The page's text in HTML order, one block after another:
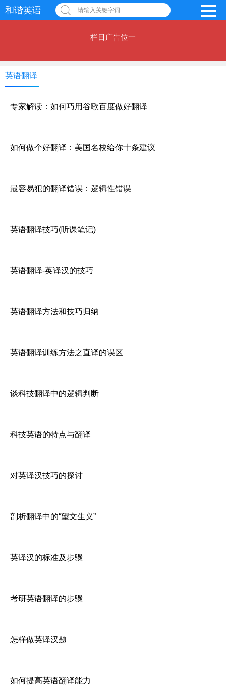
和谐英语 请输入关键字词
栏目广告位一
英语翻译
专家解读：如何巧用谷歌百度做好翻译
如何做个好翻译：美国名校给你十条建议
最容易犯的翻译错误：逻辑性错误
英语翻译技巧(听课笔记)
英语翻译-英译汉的技巧
英语翻译方法和技巧归纳
英语翻译训练方法之直译的误区
谈科技翻译中的逻辑判断
科技英语的特点与翻译
对英译汉技巧的探讨
剖析翻译中的“望文生义”
英译汉的标准及步骤
考研英语翻译的步骤
怎样做英译汉题
如何提高英语翻译能力